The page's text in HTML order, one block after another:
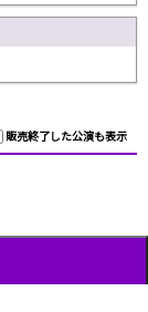
販売終了した公演も表示